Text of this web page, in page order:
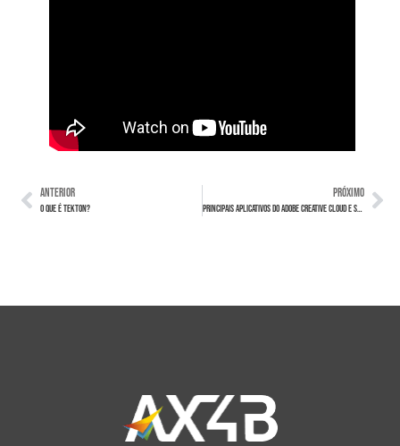
ANTERIOR
O que é Tekton?
PRÓXIMO
Principais aplicativos do Adobe Creative Cloud e suas funcionalidades